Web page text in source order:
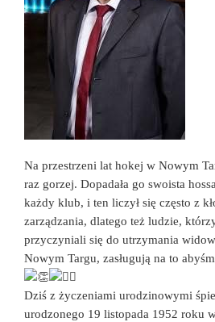
Na przestrzeni lat hokej w Nowym
raz gorzej. Dopadała go swoista
każdy klub, i ten liczył się często z
zarządzania, dlatego też ludzie,
przyczyniali się do utrzymania
Nowym Targu, zasługują na to
Dziś z życzeniami urodzinowymi
urodzonego 19 listopada 1952 roku